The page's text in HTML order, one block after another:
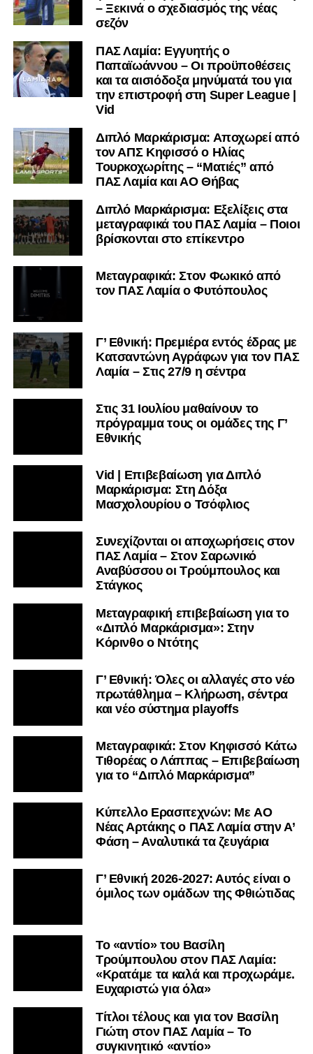
υπόλοιπο κόσμο. Ακολουθήστε το lamiara.gr στο
Twitterκαι στο
μαθαίνετε σε χρόνο dt όλα τα νέα.
– Ξεκινά ο σχεδιασμός της νέας
σεζόν
ΠΑΣ Λαμία: Εγγυητής ο
Παπαϊωάννου – Οι προϋποθέσεις
και τα αισιόδοξα μηνύματά του για
την επιστροφή στη Super League |
Vid
Διπλό Μαρκάρισμα: Αποχωρεί από
τον ΑΠΣ Κηφισσό ο Ηλίας
Τουρκοχωρίτης – “Ματιές” από
ΠΑΣ Λαμία και ΑΟ Θήβας
Διπλό Μαρκάρισμα: Εξελίξεις στα
μεταγραφικά του ΠΑΣ Λαμία – Ποιοι
βρίσκονται στο επίκεντρο
Μεταγραφικά: Στον Φωκικό από
τον ΠΑΣ Λαμία ο Φυτόπουλος
Γ’ Εθνική: Πρεμιέρα εντός έδρας με
Κατσαντώνη Αγράφων για τον ΠΑΣ
Λαμία – Στις 27/9 η σέντρα
Στις 31 Ιουλίου μαθαίνουν το
πρόγραμμα τους οι ομάδες της Γ’
Εθνικής
Vid | Επιβεβαίωση για Διπλό
Μαρκάρισμα: Στη Δόξα
Μασχολουρίου ο Τσόφλιος
Συνεχίζονται οι αποχωρήσεις στον
ΠΑΣ Λαμία – Στον Σαρωνικό
Αναβύσσου οι Τρούμπουλος και
Στάγκος
Μεταγραφική επιβεβαίωση για το
«Διπλό Μαρκάρισμα»: Στην
Κόρινθο ο Ντότης
Γ’ Εθνική: Όλες οι αλλαγές στο νέο
πρωτάθλημα – Κλήρωση, σέντρα
και νέο σύστημα playoffs
Μεταγραφικά: Στον Κηφισσό Κάτω
Τιθορέας ο Λάππας – Επιβεβαίωση
για το “Διπλό Μαρκάρισμα”
Kύπελλο Ερασιτεχνών: Με AO
Nέας Αρτάκης ο ΠΑΣ Λαμία στην Α’
Φάση – Αναλυτικά τα ζευγάρια
Γ’ Εθνική 2026-2027: Αυτός είναι ο
όμιλος των ομάδων της Φθιώτιδας
Το «αντίο» του Βασίλη
Τρούμπουλου στον ΠΑΣ Λαμία:
«Κρατάμε τα καλά και προχωράμε.
Ευχαριστώ για όλα»
Τίτλοι τέλους και για τον Βασίλη
Γιώτη στον ΠΑΣ Λαμία – Το
συγκινητικό «αντίο»